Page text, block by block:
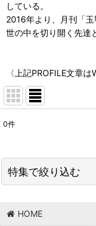
している。
2016年より、月刊「玉
世の中を切り開く先達
〈上記PROFILE文章
並び順 :
0件
特集で絞り込む
HOME